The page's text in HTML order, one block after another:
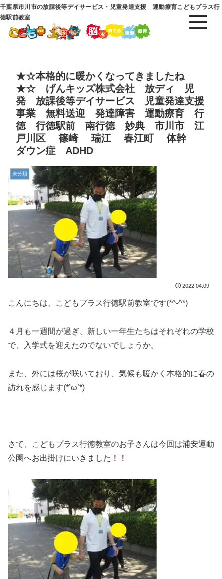
千葉県市川市の放課後等デイサービス・児童発達支援 運動療育こどもプラス行
徳駅前教室
★☆本格的に暖かくなってきましたね
★☆ げんキッズ株式会社 放ディ 児
発 放課後等デイサービス 児童発達支援
事業 無料送迎 発達障害 運動療育 行
徳 行徳駅前 南行徳 妙典 市川市 江
戸川区 篠崎 瑞江 春江町 体幹
ダウン症 ADHD
未分類
2022.04.09
こんにちは、こどもプラス行徳駅前教室です(*^-^*)
４月も一週間が過ぎ、新しい一年生たちはそれぞれの学校
で、入学式を迎えたのでないでしょうか。
また、外には桜が咲いており、気候も暖かく本格的に春の
訪れを感じます(*’ω’*)
さて、こどもプラス行徳教室のお子さんは今回は浦安運動
公園へお出掛けにいきました ！！